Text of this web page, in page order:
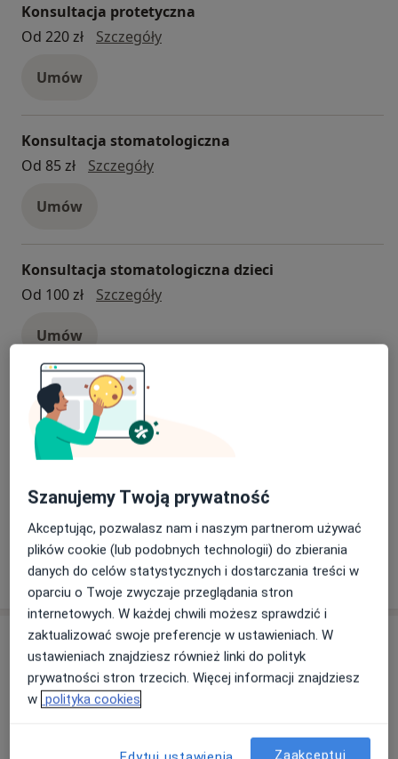
Konsultacja protetyczna
Od 220 zł
Szczegółykonsultacja protetyczna
Umów
Konsultacja stomatologiczna
Od 85 zł
SzczegółyKonsultacja stomatologiczna
Umów
Konsultacja stomatologiczna dzieci
Od 100 zł
Szczegółykonsultacja stomatologiczna dzieci
Umów
Konsultacja chirurga stomatologicznego
Od 230 zł
Szczegóły
Umów
+ 7 usług
W jaki sposób ustalane są ceny?
Specjaliści
Wszystkie
Szanujemy Twoją prywatność
Akceptując, pozwalasz nam i naszym partnerom używać
plików cookie (lub podobnych technologii) do zbierania
danych do celów statystycznych i dostarczania treści w
oparciu o Twoje zwyczaje przeglądania stron
internetowych. W każdej chwili możesz sprawdzić i
zaktualizować swoje preferencje w ustawieniach. W
ustawieniach znajdziesz również linki do polityk
prywatności stron trzecich. Więcej informacji znajdziesz
w polityka cookies
Zaakceptuj